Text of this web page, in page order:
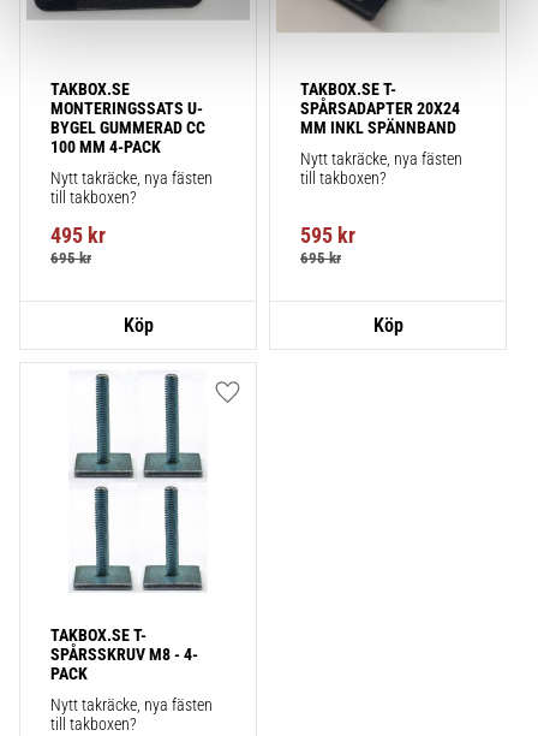
TAKBOX.SE
MONTERINGSSATS U-
BYGEL GUMMERAD CC
100 MM 4-PACK
Nytt takräcke, nya fästen
till takboxen?
495 kr
695kr
TAKBOX.SE T-
SPÅRSADAPTER 20X24
MM INKL SPÄNNBAND
Nytt takräcke, nya fästen
till takboxen?
595 kr
695kr
TAKBOX.SE T-
SPÅRSSKRUV M8 - 4-
PACK
Nytt takräcke, nya fästen
till takboxen?
Lägg till i favoriter